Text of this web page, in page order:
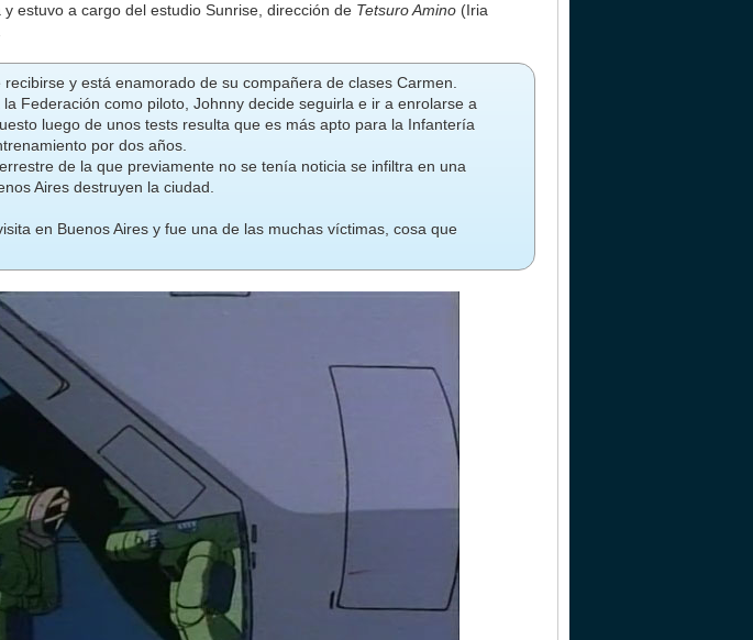
estuvo a cargo del estudio Sunrise, dirección de Tetsuro Amino (Iria
y está enamorado de su compañera de clases Carmen.
Federación como piloto, Johnny decide seguirla e ir a enrolarse a
luego de unos tests resulta que es más apto para la Infantería
por dos años.
de la que previamente no se tenía noticia se infiltra en una
Aires destruyen la ciudad.
en Buenos Aires y fue una de las muchas víctimas, cosa que